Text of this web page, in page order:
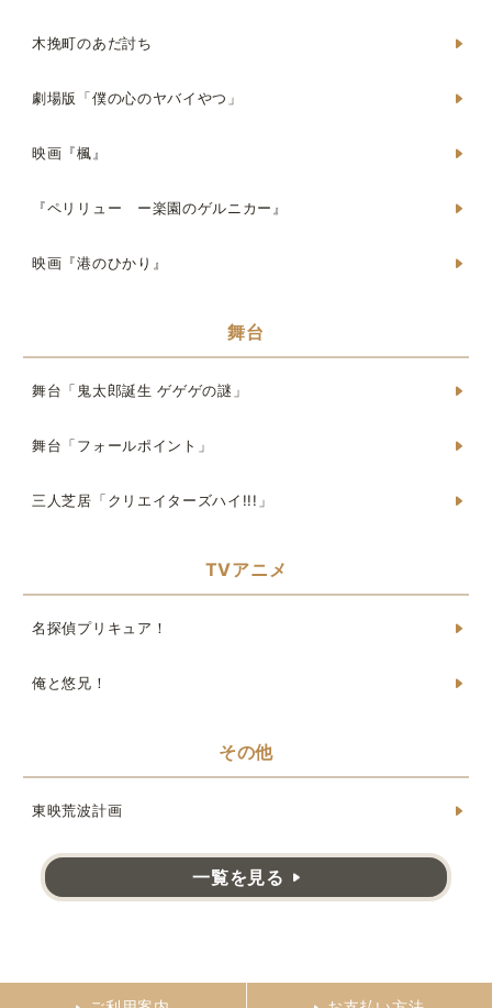
木挽町のあだ討ち
劇場版「僕の心のヤバイやつ」
映画『楓』
『ペリリュー ー楽園のゲルニカー』
映画『港のひかり』
舞台
舞台「鬼太郎誕生 ゲゲゲの謎」
舞台「フォールポイント」
三人芝居「クリエイターズハイ!!!」
TVアニメ
名探偵プリキュア！
俺と悠兄！
その他
東映荒波計画
一覧を見る